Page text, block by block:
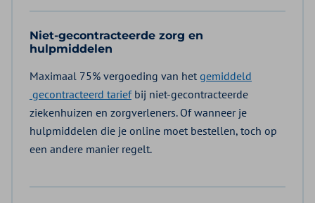
Niet-gecontracteerde zorg en
hulpmiddelen
Maximaal 75% vergoeding van het gemiddeld
gecontracteerd tariefbij niet-gecontracteerde
ziekenhuizen en zorgverleners. Of wanneer je
hulpmiddelen die je online moet bestellen, toch op
een andere manier regelt.